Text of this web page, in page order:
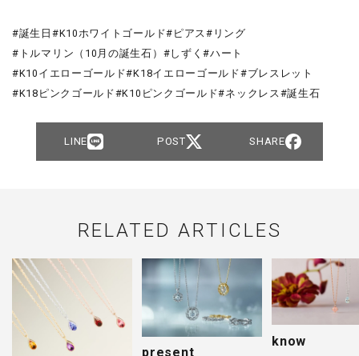
誕生日 K10ホワイトゴールド ピアス
リング
トルマリン（10月の誕生石）
しずく ハート
K10イエローゴールド K18イエローゴールド
ブレスレット
K18ピンクゴールド
K10ピンクゴールド ネックレス 誕生石
LINE POST SHARE
RELATED ARTICLES
present
know